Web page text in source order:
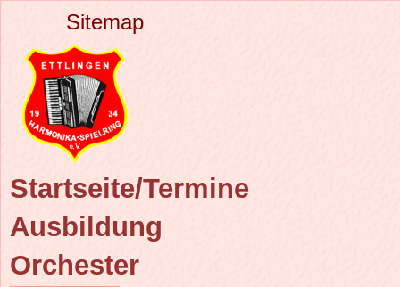
Sitemap
Startseite/Termine
Ausbildung
Orchester